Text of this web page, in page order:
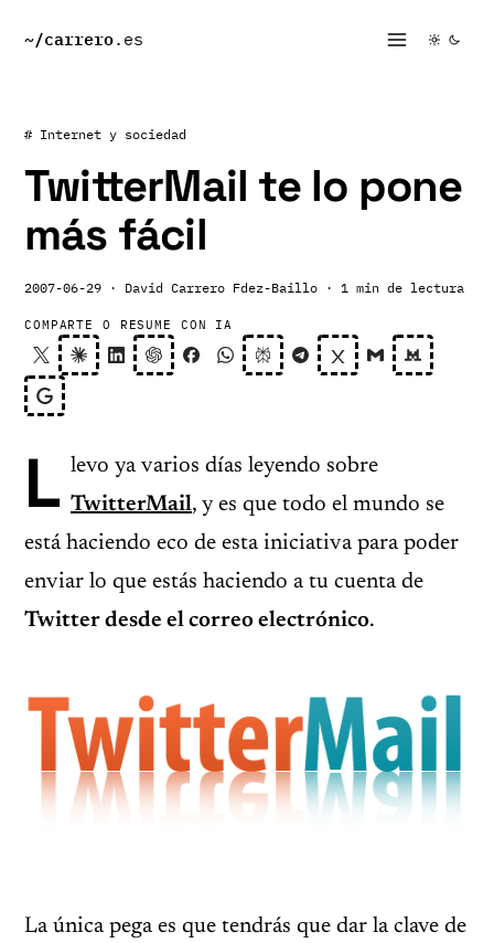
~/carrero.es
# Internet y sociedad
TwitterMail te lo pone
más fácil
2007-06-29 · David Carrero Fdez-Baillo · 1 min de lectura
COMPARTE O RESUME CON IA
L levo ya varios días leyendo sobre
TwitterMail, y es que todo el mundo se
está haciendo eco de esta iniciativa para poder
enviar lo que estás haciendo a tu cuenta de
Twitter desde el correo electrónico.
La única pega es que tendrás que dar la clave de